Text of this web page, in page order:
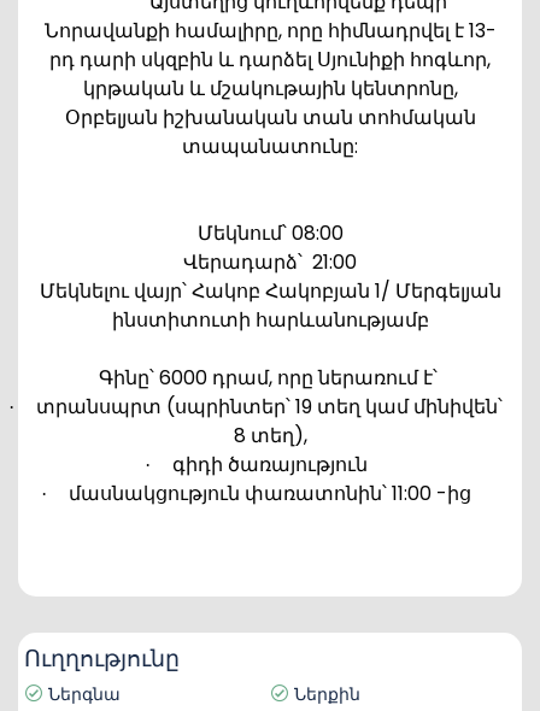
Նորավանքի համալիրը, որը հիմնադրվել է 13-
րդ դարի սկզբին և դարձել Սյունիքի հոգևոր,
կրթական և մշակութային կենտրոնը,
Օրբելյան իշխանական տան տոհմական
տապանատունը:
Մեկնում՝ 08:00
Վերադարձ՝ 21:00
Մեկնելու վայր՝ Հակոբ Հակոբյան 1/ Մերգելյան
ինստիտուտի հարևանությամբ
Գինը՝ 6000 դրամ, որը ներառում է՝
·
տրանսպրտ (սպրինտեր՝ 19 տեղ կամ մինիվեն՝
8 տեղ),
· գիդի ծառայություն
· մասնակցություն փառատոնին՝11:00 -ից
Ուղղությունը
Ներգնա Ներքին